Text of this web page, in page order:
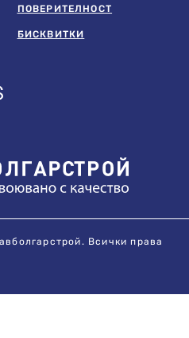
ПОВЕРИТЕЛНОСТ
БИСКВИТКИ
Всички права